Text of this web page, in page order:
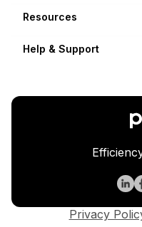
Resources
Help & Support
Privacy